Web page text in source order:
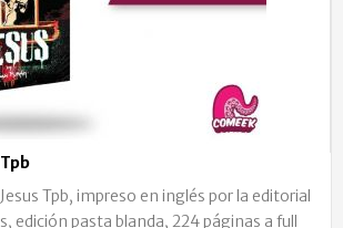
Tpb, impreso en inglés por la editorial
edición pasta blanda, 224 páginas a full